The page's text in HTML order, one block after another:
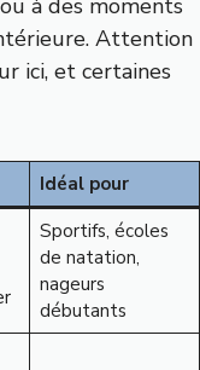
à des moments
Attention
ici, et certaines
Idéal pour
Sportifs, écoles
de natation,
nageurs
débutants